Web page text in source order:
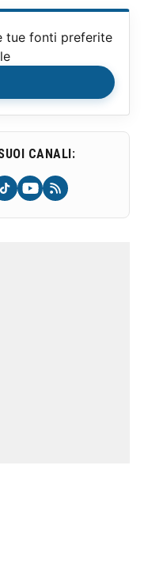
tue fonti preferite
CANALI: